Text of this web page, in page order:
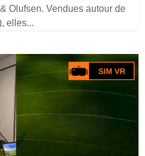
Olufsen. Vendues autour de
elles...